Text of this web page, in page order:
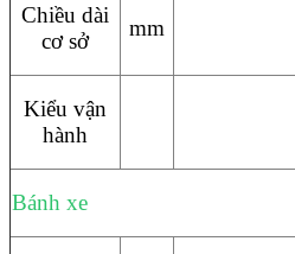
Chiều dài
cơ sở
mm
Kiểu vận
hành
Bánh xe